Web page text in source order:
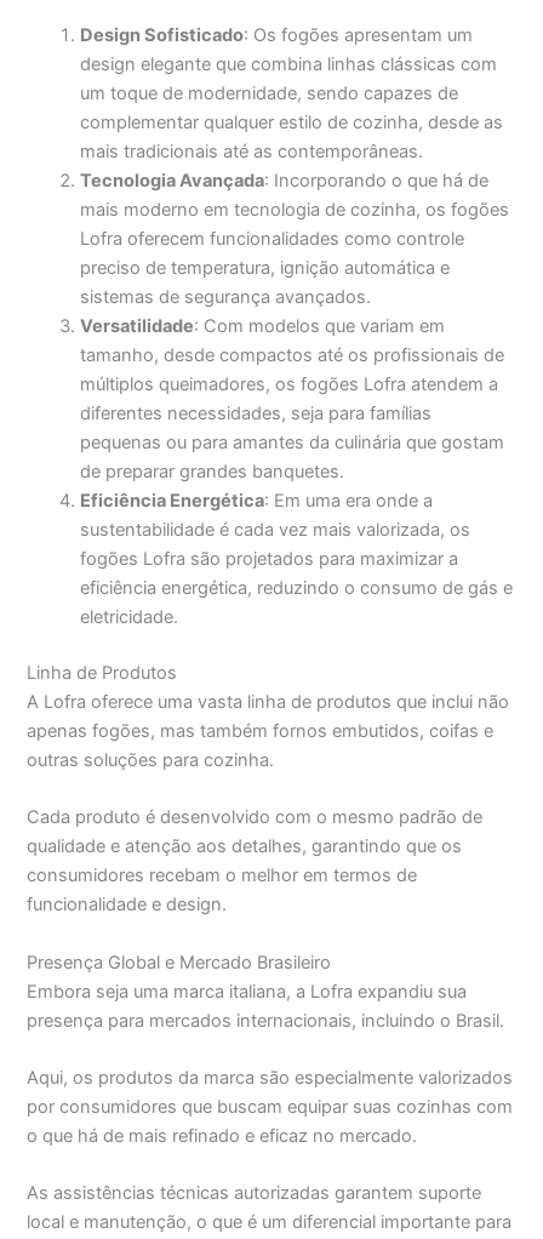
Design Sofisticado: Os fogões apresentam um
design elegante que combina linhas clássicas com
um toque de modernidade, sendo capazes de
complementar qualquer estilo de cozinha, desde as
mais tradicionais até as contemporâneas.
Tecnologia Avançada: Incorporando o que há de
mais moderno em tecnologia de cozinha, os fogões
Lofra oferecem funcionalidades como controle
preciso de temperatura, ignição automática e
sistemas de segurança avançados.
Versatilidade: Com modelos que variam em
tamanho, desde compactos até os profissionais de
múltiplos queimadores, os fogões Lofra atendem a
diferentes necessidades, seja para famílias
pequenas ou para amantes da culinária que gostam
de preparar grandes banquetes.
Eficiência Energética: Em uma era onde a
sustentabilidade é cada vez mais valorizada, os
fogões Lofra são projetados para maximizar a
eficiência energética, reduzindo o consumo de gás e
eletricidade.
Linha de Produtos
A Lofra oferece uma vasta linha de produtos que inclui não
apenas fogões, mas também fornos embutidos, coifas e
outras soluções para cozinha.
Cada produto é desenvolvido com o mesmo padrão de
qualidade e atenção aos detalhes, garantindo que os
consumidores recebam o melhor em termos de
funcionalidade e design.
Presença Global e Mercado Brasileiro
Embora seja uma marca italiana, a Lofra expandiu sua
presença para mercados internacionais, incluindo o Brasil.
Aqui, os produtos da marca são especialmente valorizados
por consumidores que buscam equipar suas cozinhas com
o que há de mais refinado e eficaz no mercado.
As assistências técnicas autorizadas garantem suporte
local e manutenção, o que é um diferencial importante para